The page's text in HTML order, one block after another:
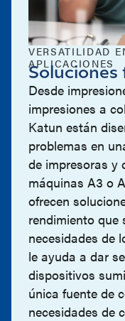
VERSATILIDAD
APLICACIONES
Soluciones
Desde
impresiones a
Katun están
problemas en
de impresoras y
máquinas A3 o
ofrecen
rendimiento
necesidades de
le ayuda a dar
dispositivos
única fuente de
necesidades de